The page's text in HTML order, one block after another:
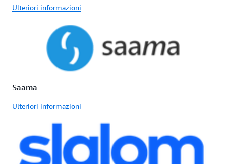
Ulteriori informazioni
Saama
Ulteriori informazioni